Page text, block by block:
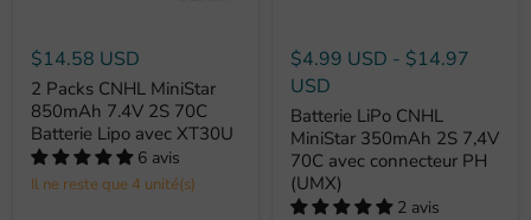
$14.58 USD
2 Packs CNHL MiniStar
850mAh 7.4V 2S 70C
Batterie Lipo avec XT30U
6 avis
Il ne reste que 4 unité(s)
$4.99 USD - $14.97
USD
Batterie LiPo CNHL
MiniStar 350mAh 2S 7,4V
70C avec connecteur PH
(UMX)
2 avis